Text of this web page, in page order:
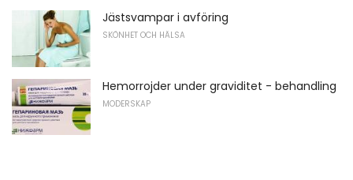
Jästsvampar i avföring
SKÖNHET OCH HÄLSA
Hemorrojder under graviditet - behandling
MODERSKAP